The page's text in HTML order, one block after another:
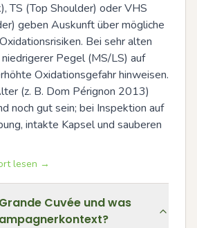
TS (Top Shoulder) oder VHS
geben Auskunft über mögliche
Bei sehr alten
niedrigerer Pegel (MS/LS) auf
Oxidationsgefahr hinweisen.
(z. B. Dom Pérignon 2013)
noch gut sein; bei Inspektion auf
intakte Kapsel und sauberen
lesen →
Cuvée und was